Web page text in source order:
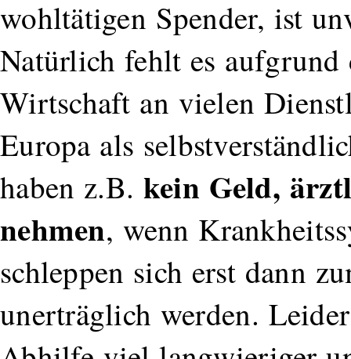
wohltätigen Spender, ist
Natürlich fehlt es aufgrund
Wirtschaft an vielen
Europa als
haben z.B. kein Geld,
nehmen, wenn
schleppen sich erst dann
unerträglich werden.